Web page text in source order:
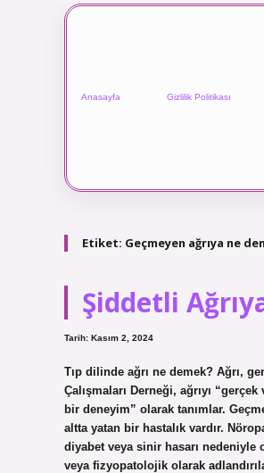
Anasayfa Gizlilik Politikası
Etiket: Geçmeyen ağrıya ne
Şiddetli
Tarih: Kasım 2, 2024
Tıp dilinde ağrı ne demek? Ağrı,
Çalışmaları Derneği, ağrıyı
bir deneyim” olarak tanımlar.
altta yatan bir hastalık vardır.
diyabet veya sinir hasarı nedeniyle
veya fizyopatolojik olarak